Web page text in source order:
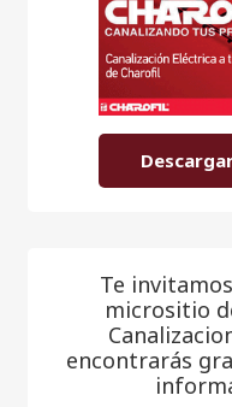
Te
micrositio
encontrarás